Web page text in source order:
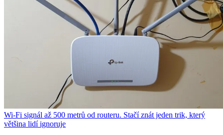
Wi-Fi signál až 500 metrů od routeru. Stačí znát jeden trik, který
většina lidí ignoruje